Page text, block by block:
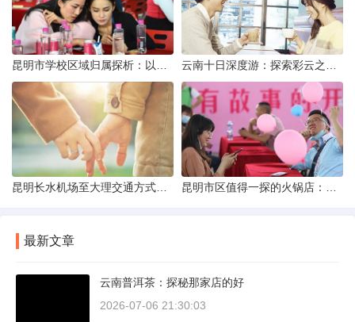
最新文章
云南普洱茶：探秘那家店的好
2026-07-06 21:30:03